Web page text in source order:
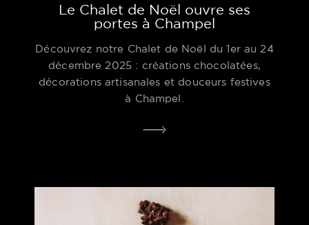
Le Chalet de Noël ouvre ses
portes à Champel
Découvrez notre Chalet de Noël du 1er au 24
décembre 2025 : créations chocolatées,
décorations artisanales et douceurs festives
à Champel.